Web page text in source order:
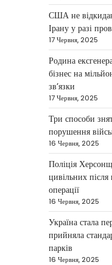
Дубай
2026
Дубай
утримує
для
2026
США не
Ірану у разі
17 Червня, 2025
Родина
бізнес на
зв’язки
17 Червня, 2025
Три способи
порушення
16 Червня, 2025
Поліція
цивільних
операції
16 Червня, 2025
Україна стала
прийняла
парків
16 Червня, 2025